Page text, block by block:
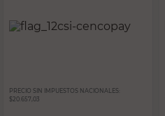
PRECIO SIN IMPUESTOS NACIONALES:
$20.657,03